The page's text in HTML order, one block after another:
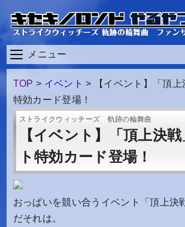
TOP > イベント >
【イベント】「頂
特効カード登場！
ストライクウィッチーズ 軌跡の輪舞曲
【イベント】「頂上決
ト特効カード登場！
おっぱいを競い合うイベント「頂上決
だそれは。
メニュー